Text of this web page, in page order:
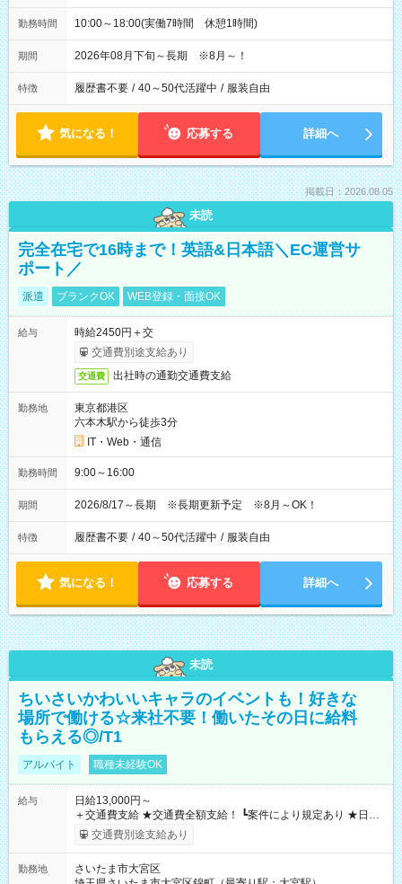
勤務時間 10:00～18:00(実働7時間 休憩1時間)
期間 2026年08月下旬～長期 ※8月～！
特徴 履歴書不要 / 40～50代活躍中 / 服装自由
気になる！ 応募する 詳細へ
掲載日：2026.08.05
未読
完全在宅で16時まで！英語&日本語＼EC運営サ
ポート／
派遣 ブランクOK WEB登録・面接OK
給与
時給2450円＋交
交通費別途支給あり
交通費 出社時の通勤交通費支給
勤務地
東京都港区
六本木駅から徒歩3分
IT・Web・通信
勤務時間 9:00～16:00
期間 2026/8/17～長期 ※長期更新予定 ※8月～OK！
特徴 履歴書不要 / 40～50代活躍中 / 服装自由
気になる！ 応募する 詳細へ
未読
ちいさいかわいいキャラのイベントも！好きな
場所で働ける☆来社不要！働いたその日に給料
もらえる◎/T1
アルバイト 職種未経験OK
給与
日給13,000円～
＋交通費支給 ★交通費全額支給！ ┗案件により規定あり ★日払
いOK！（規定あり） ┗働いたその日に現金GET♪ お仕事後はコ
ンビニATMから 日払い分を引き落とせます！ 【試用期間】試
交通費別途支給あり
勤務地
さいたま市大宮区